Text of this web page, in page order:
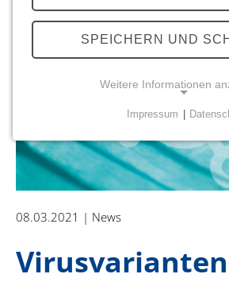
08.03.2021 News
Virusvarianten
SPEICHERN UND
Weitere Informationen
Notwendige Cookies
Funktionen und sind für die
der Website erforderlich.
Einverständnis-Cookie
Name:
Impressum